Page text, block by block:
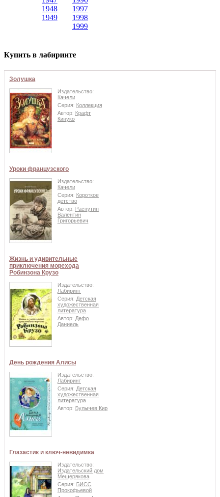
1948
1949
1997
1998
1999
Купить в лабиринте
Золушка
Издательство:
Качели
Серия: Коллекция
Автор: Крафт
Кинуко
Уроки французского
Издательство:
Качели
Серия: Короткое
детство
Автор: Распутин
Валентин
Григорьевич
Жизнь и удивительные
приключения морехода
Робинзона Крузо
Издательство:
Лабиринт
Серия: Детская
художественная
литература
Автор: Дефо
Даниель
День рождения Алисы
Издательство:
Лабиринт
Серия: Детская
художественная
литература
Автор: Булычев Кир
Глазастик и ключ-невидимка
Издательство:
Издательский дом
Мещерякова
Серия: БИСС
Прокофьевой